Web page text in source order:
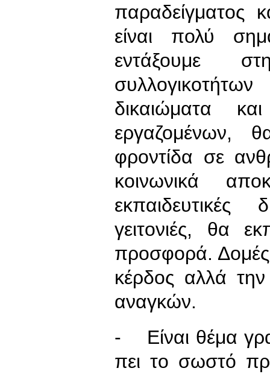
παραδείγματος
είναι πολύ
εντάξουμε
δικαιώματα
εργαζομένων,
φροντίδα σε
κοινωνικά
εκπαιδευτικές
γειτονιές, θα
προσφορά.
κέρδος αλλά
αναγκών.
- Είναι θέμα
πει το σωστό